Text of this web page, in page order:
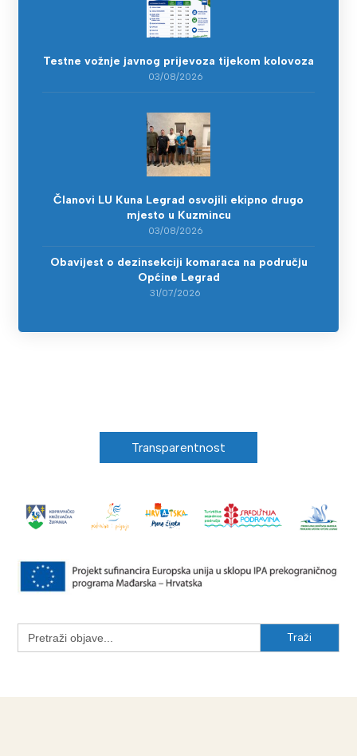
Testne vožnje javnog prijevoza tijekom kolovoza
03/08/2026
Članovi LU Kuna Legrad osvojili ekipno drugo
mjesto u Kuzmincu
03/08/2026
Obavijest o dezinsekciji komaraca na području
Općine Legrad
31/07/2026
Transparentnost
Search
for: